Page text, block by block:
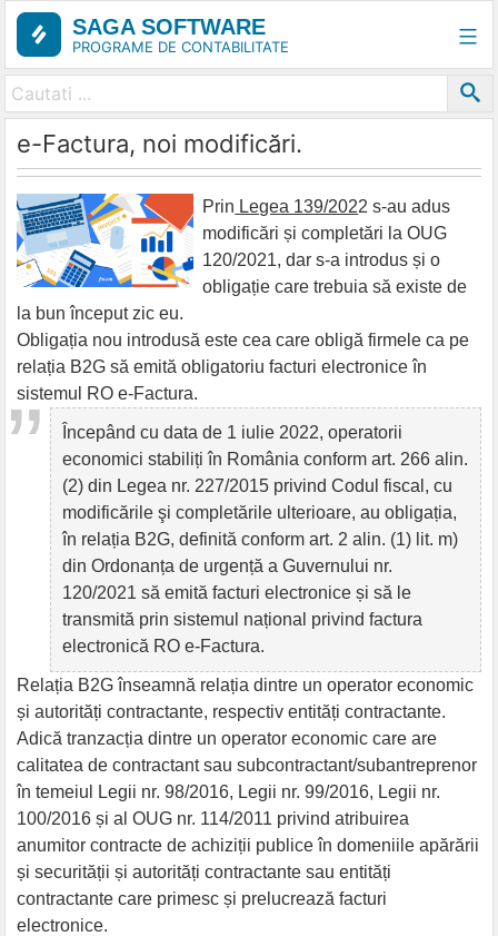
Skip
content
SAGA SOFTWARE
PROGRAME DE CONTABILITATE
e-Factura, noi modificări.
Prin Legea 139/2022 s-au adus
modificări și completări la OUG
120/2021, dar s-a introdus și o
obligație care trebuia să existe de
la bun început zic eu.
Obligația nou introdusă este cea care obligă firmele ca pe
relația B2G să emită obligatoriu facturi electronice în
sistemul RO e-Factura.
Începând cu data de 1 iulie 2022, operatorii
economici stabiliți în România conform art. 266 alin.
(2) din Legea nr. 227/2015 privind Codul fiscal, cu
modificările şi completările ulterioare, au obligația,
în relația B2G, definită conform art. 2 alin. (1) lit. m)
din Ordonanța de urgență a Guvernului nr.
120/2021 să emită facturi electronice și să le
transmită prin sistemul național privind factura
electronică RO e-Factura.
Relația B2G înseamnă relația dintre un operator economic
și autorități contractante, respectiv entități contractante.
Adică tranzacția dintre un operator economic care are
calitatea de contractant sau subcontractant/subantreprenor
în temeiul Legii nr. 98/2016, Legii nr. 99/2016, Legii nr.
100/2016 și al OUG nr. 114/2011 privind atribuirea
anumitor contracte de achiziții publice în domeniile apărării
și securității și autorități contractante sau entități
contractante care primesc și prelucrează facturi
electronice.